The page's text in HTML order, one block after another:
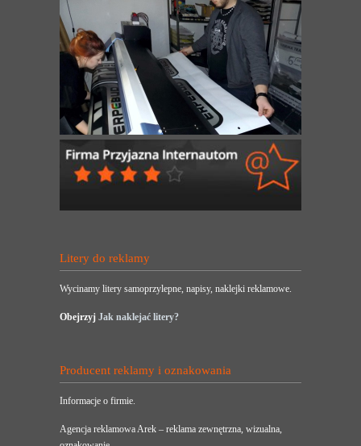
Litery do reklamy
Wycinamy litery samoprzylepne, napisy, naklejki reklamowe.
Obejrzyj Jak naklejać litery?
Producent reklamy i oznakowania
Informacje o firmie.
Agencja reklamowa Arek – reklama zewnętrzna, wizualna,